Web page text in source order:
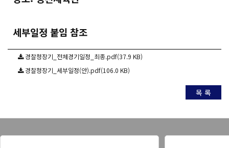
세부일정 붙임 참조
경찰청장기_전체경기일정_최종.pdf(37.9 KB)
경찰청장기_세부일정(안).pdf(106.0 KB)
목 록